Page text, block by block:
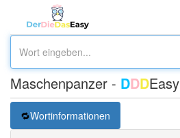
Maschenpanzer - DDDEasy
Wortinformationen